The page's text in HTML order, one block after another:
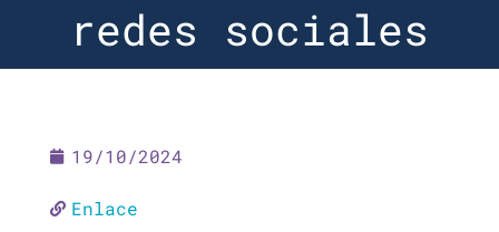
redes sociales
19/10/2024
Enlace